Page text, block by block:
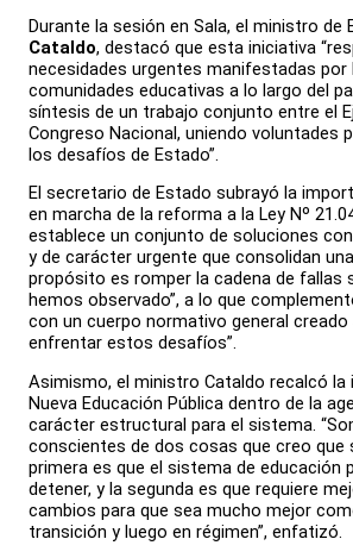
Durante la sesión en Sala, el ministro de
Cataldo, destacó que esta iniciativa
necesidades urgentes manifestadas por
comunidades educativas a lo largo del
síntesis de un trabajo conjunto entre el
Congreso Nacional, uniendo voluntades
los desafíos de Estado”.
El secretario de Estado subrayó la
en marcha de la reforma a la Ley Nº
establece un conjunto de soluciones
y de carácter urgente que consolidan
propósito es romper la cadena de fallas
hemos observado”, a lo que
con un cuerpo normativo general creado
enfrentar estos desafíos”.
Asimismo, el ministro Cataldo recalcó la
Nueva Educación Pública dentro de la
carácter estructural para el sistema.
conscientes de dos cosas que creo que
primera es que el sistema de educación
detener, y la segunda es que requiere
cambios para que sea mucho mejor
transición y luego en régimen”, enfatizó.